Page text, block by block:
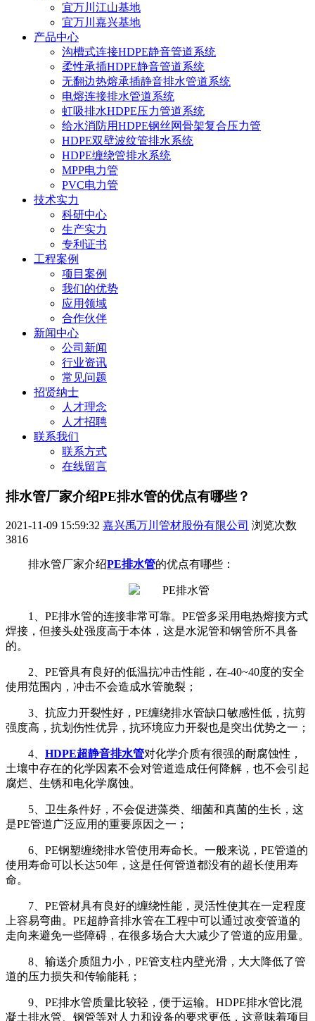
宜万川江山基地
宜万川嘉兴基地
产品中心
沟槽式连接HDPE静音管道系统
柔性承插HDPE静音管道系统
无翻边热熔承插静音排水管道系统
电熔连接排水管道系统
虹吸排水HDPE压力管道系统
给水消防用HDPE钢丝网骨架复合压力管
HDPE双壁波纹管排水系统
HDPE缠绕管排水系统
MPP电力管
PVC电力管
技术实力
科研中心
生产实力
专利证书
工程案例
项目案例
我们的优势
应用领域
合作伙伴
新闻中心
公司新闻
行业资讯
常见问题
招贤纳士
人才理念
人才招聘
联系我们
联系方式
在线留言
排水管厂家介绍PE排水管的优点有哪些？
2021-11-09 15:59:32 嘉兴禹万川管材股份有限公司 浏览次数
3816
排水管厂家介绍PE排水管的优点有哪些：
1、PE排水管的连接非常可靠。PE管多采用电热熔接方式
焊接，但接头处强度高于本体，这是水泥管和钢管所不具备
的。
2、PE管具有良好的低温抗冲击性能，在-40~40度的安全
使用范围内，冲击不会造成水管脆裂；
3、抗应力开裂性好，PE缠绕排水管缺口敏感性低，抗剪
强度高，抗划伤性优异，抗环境应力开裂也是突出优势之一；
4、 HDPE超静音排水管对化学介质有很强的耐腐蚀性，
土壤中存在的化学因素不会对管道造成任何降解，也不会引起
腐烂、生锈和电化学腐蚀。
5、卫生条件好，不会促进藻类、细菌和真菌的生长，这
是PE管道广泛应用的重要原因之一；
6、PE钢塑缠绕排水管使用寿命长。一般来说，PE管道的
使用寿命可以长达50年，这是任何管道都没有的超长使用寿
命。
7、PE管材具有良好的缠绕性能，灵活性使其在一定程度
上容易弯曲。PE超静音排水管在工程中可以通过改变管道的
走向来避免一些障碍，在很多场合大大减少了管道的应用量。
8、输送介质阻力小，PE管支柱内壁光滑，大大降低了管
道的压力损失和传输能耗；
9、PE排水管质量比较轻，便于运输。HDPE排水管比混
凝土排水管、钢管等对人力和设备的要求更低，这意味着项目